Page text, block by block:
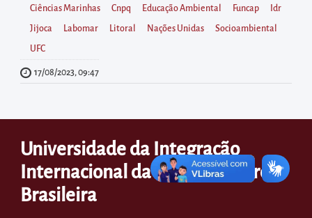
buscas
internas
Acessar
diretamente
as
no
rodapé
Ciências Marinhas Cnpq Educação Ambiental Funcap Idr
Jijoca Labomar Litoral Nações Unidas Socioambiental
UFC
17/08/2023, 09:47
Universidade da Integração
Internacional da Lusofonia Afro-
Brasileira